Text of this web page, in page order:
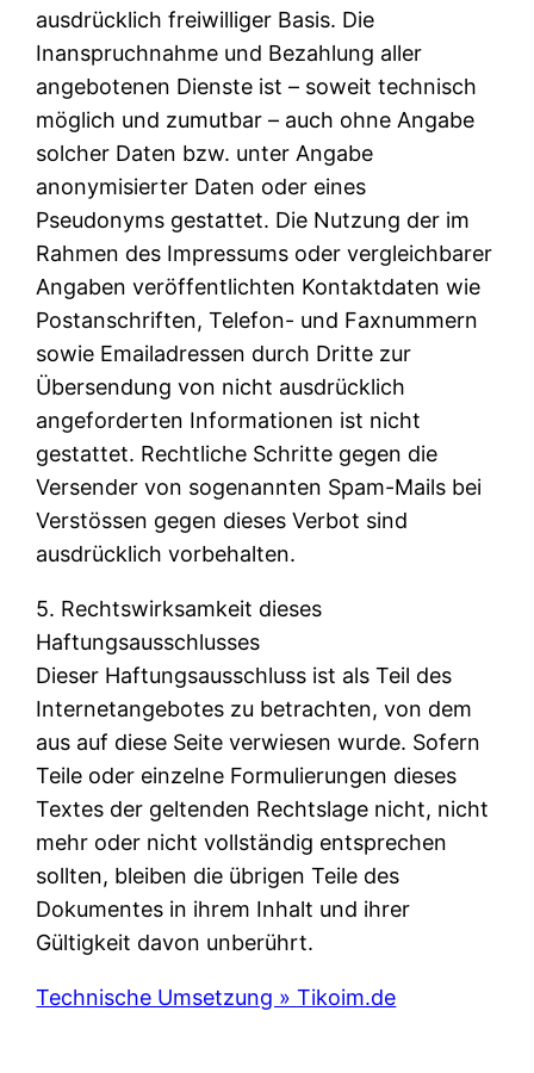
ausdrücklich freiwilliger Basis. Die
Inanspruchnahme und Bezahlung aller
angebotenen Dienste ist – soweit technisch
möglich und zumutbar – auch ohne Angabe
solcher Daten bzw. unter Angabe
anonymisierter Daten oder eines
Pseudonyms gestattet. Die Nutzung der im
Rahmen des Impressums oder vergleichbarer
Angaben veröffentlichten Kontaktdaten wie
Postanschriften, Telefon- und Faxnummern
sowie Emailadressen durch Dritte zur
Übersendung von nicht ausdrücklich
angeforderten Informationen ist nicht
gestattet. Rechtliche Schritte gegen die
Versender von sogenannten Spam-Mails bei
Verstössen gegen dieses Verbot sind
ausdrücklich vorbehalten.
5. Rechtswirksamkeit dieses
Haftungsausschlusses
Dieser Haftungsausschluss ist als Teil des
Internetangebotes zu betrachten, von dem
aus auf diese Seite verwiesen wurde. Sofern
Teile oder einzelne Formulierungen dieses
Textes der geltenden Rechtslage nicht, nicht
mehr oder nicht vollständig entsprechen
sollten, bleiben die übrigen Teile des
Dokumentes in ihrem Inhalt und ihrer
Gültigkeit davon unberührt.
Technische Umsetzung » Tikoim.de